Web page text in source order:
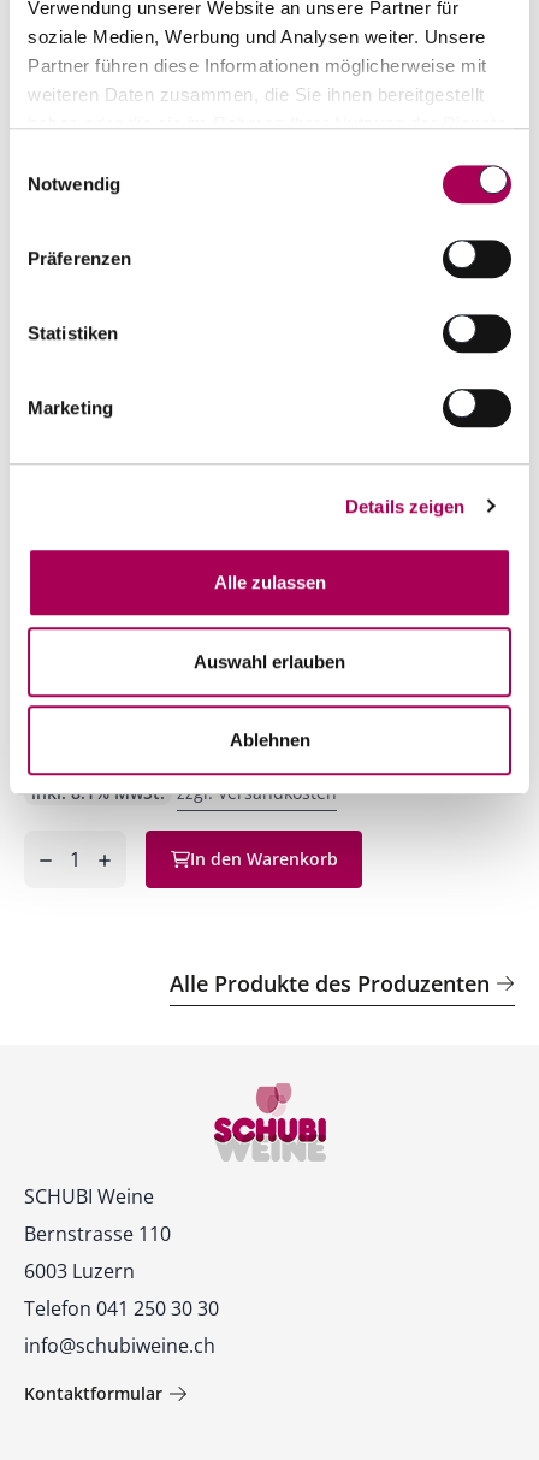
Verwendung unserer Website an unsere Partner für
soziale Medien, Werbung und Analysen weiter. Unsere
Partner führen diese Informationen möglicherweise mit
weiteren Daten zusammen, die Sie ihnen bereitgestellt
haben oder die sie im Rahmen Ihrer Nutzung der Dienste
Notwendig
Präferenzen
Statistiken
Marketing
Details zeigen
Alle zulassen
Auswahl erlauben
Ablehnen
Cognac Davidoff VSOP 100cl
CHF 79.00
Artikel sofort lieferbar
hinzufügen
CHF 169.00
inkl. 8.1% MwSt. zzgl. Versandkosten
In den Warenkorb
Alle Produkte des Produzenten
Kontakt
SCHUBI Weine
Bernstrasse 110
6003 Luzern
Telefon 041 250 30 30
info@schubiweine.ch
Kontaktformular